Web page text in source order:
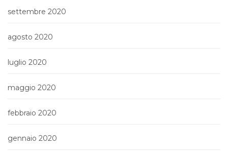
settembre 2020
agosto 2020
luglio 2020
maggio 2020
febbraio 2020
gennaio 2020